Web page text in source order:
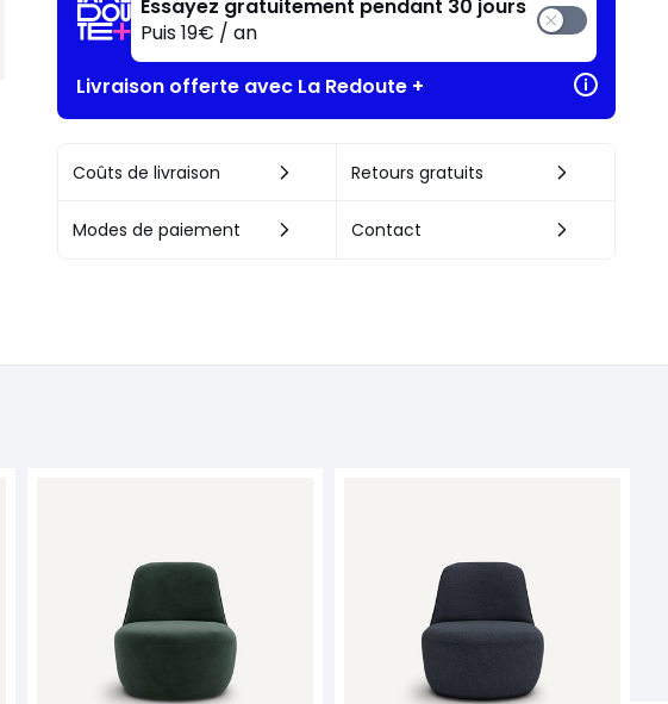
Essayez gratuitement pendant 30 jours
Puis 19€ / an
Livraison offerte avec La Redoute +
Coûts de livraison Retours gratuits
Modes de paiement Contact